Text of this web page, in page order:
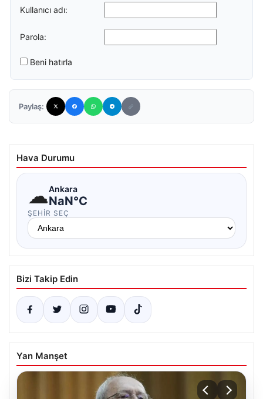
Kullanıcı adı:
Parola:
Beni hatırla
Paylaş:
Hava Durumu
☁Ankara
NaN°C
ŞEHIR SEÇ
Bizi Takip Edin
Yan Manşet